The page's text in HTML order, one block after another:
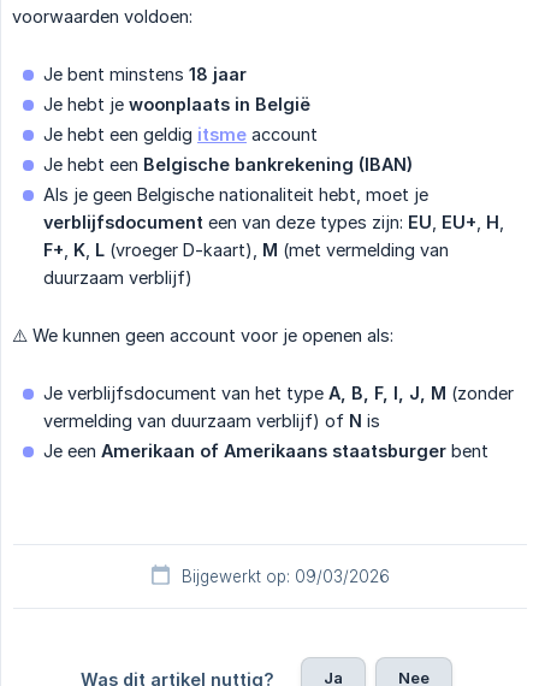
voorwaarden voldoen:
Je bent minstens 18 jaar
Je hebt je woonplaats in België
Je hebt een geldig itsme account
Je hebt een Belgische bankrekening (IBAN)
Als je geen Belgische nationaliteit hebt, moet je
verblijfsdocument een van deze types zijn: EU EU+ H
F+ K L (vroeger D-kaart), M (met vermelding van
duurzaam verblijf)
⚠️ We kunnen geen account voor je openen als:
Je verblijfsdocument van het type A, B, F, I, J, M (zonder
vermelding van duurzaam verblijf) of N is
Je een Amerikaan of Amerikaans staatsburger bent
Bijgewerkt op: 09/03/2026
Was dit artikel nuttig? Ja Nee